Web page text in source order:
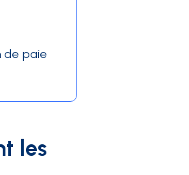
de paie
les